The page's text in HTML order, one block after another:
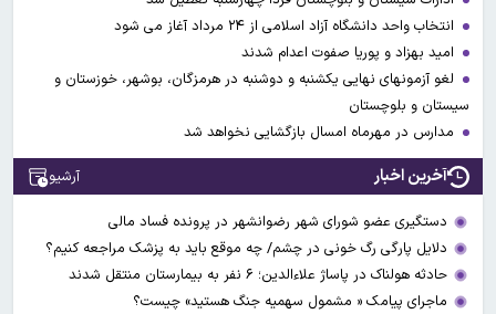
انتخاب واحد دانشگاه آزاد اسلامی از ۲۴ مرداد آغاز می شود
امید بهزاد و پوریا صفوت اعدام شدند
لغو آزمونهای نهایی یکشنبه و دوشنبه در هرمزگان، بوشهر، خوزستان و
سیستان و بلوچستان
مدارس در مهرماه امسال بازگشایی نخواهد شد
آخرین اخبار آرشیو
دستگیری عضو شورای شهر رضوانشهر در پرونده فساد مالی
دلایل پارگی رگ خونی در چشم/ چه موقع باید به پزشک مراجعه کنیم؟
حادثه هولناک در پاساژ علاءالدین؛ ۶ نفر به بیمارستان منتقل شدند
ماجرای پیامک « مشمول سهمیه جنگ هستید» چیست؟